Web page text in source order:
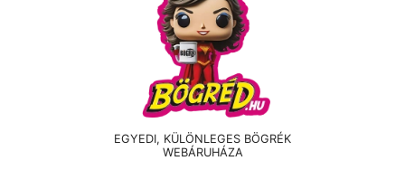
EGYEDI, KÜLÖNLEGES BÖGRÉK
WEBÁRUHÁZA